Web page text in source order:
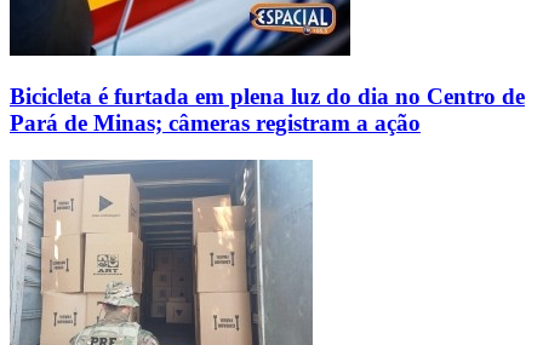
Bicicleta é furtada em plena luz do dia no Centro de
Pará de Minas; câmeras registram a ação